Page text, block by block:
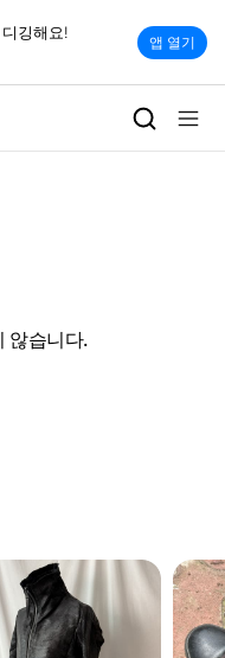
깅해요!
앱 열기
않습니다.